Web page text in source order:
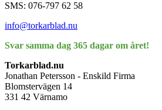
SMS: 076-797 62 58
info@torkarblad.nu
Svar samma dag 365 dagar om året!
Torkarblad.nu
Jonathan Petersson - Enskild Firma
Blomstervägen 14
331 42 Värnamo